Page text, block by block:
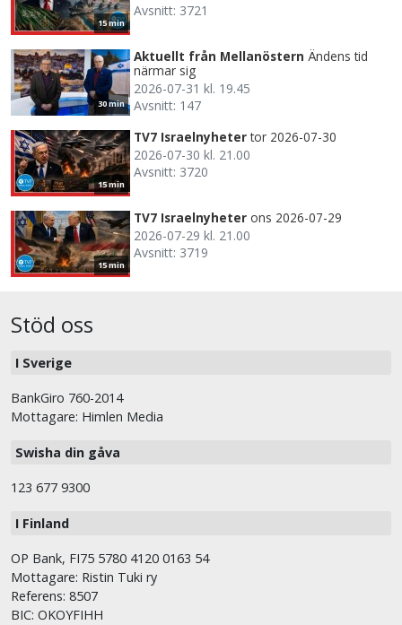
15 min
Avsnitt: 3721
30 min
Aktuellt från Mellanöstern Ändens tid
närmar sig
2026-07-31 kl. 19.45
Avsnitt: 147
15 min
TV7 Israelnyheter tor 2026-07-30
2026-07-30 kl. 21.00
Avsnitt: 3720
15 min
TV7 Israelnyheter ons 2026-07-29
2026-07-29 kl. 21.00
Avsnitt: 3719
Stöd oss
I Sverige
BankGiro 760-2014
Mottagare: Himlen Media
Swisha din gåva
123 677 9300
I Finland
OP Bank, FI75 5780 4120 0163 54
Mottagare: Ristin Tuki ry
Referens: 8507
BIC: OKOYFIHH